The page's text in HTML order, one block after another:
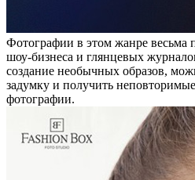
Фотографии в этом жанре весьма
шоу-бизнеса и глянцевых
создание необычных образов,
задумку и получить
фотографии.